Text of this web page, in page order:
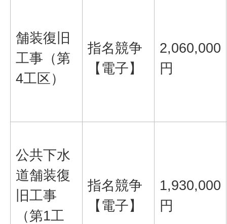
舗装復旧
工事（第
4工区）
指名競争
【電子】
2,060,000
円
公共下水
道舗装復
旧工事
（第1工
指名競争
【電子】
1,930,000
円